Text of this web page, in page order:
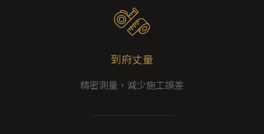
到府丈量
精密測量，減少施工誤差